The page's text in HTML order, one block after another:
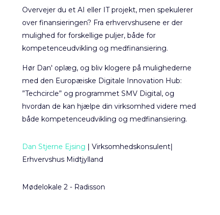
Overvejer du et AI eller IT projekt, men spekulerer
over finansieringen? Fra erhvervshusene er der
mulighed for forskellige puljer, både for
kompetenceudvikling og medfinansiering.
Hør Dan' oplæg, og bliv klogere på mulighederne
med den Europæiske Digitale Innovation Hub:
”Techcircle” og programmet SMV Digital, og
hvordan de kan hjælpe din virksomhed videre med
både kompetenceudvikling og medfinansiering.
Dan Stjerne Ejsing | Virksomhedskonsulent|
Erhvervshus Midtjylland
Mødelokale 2 - Radisson